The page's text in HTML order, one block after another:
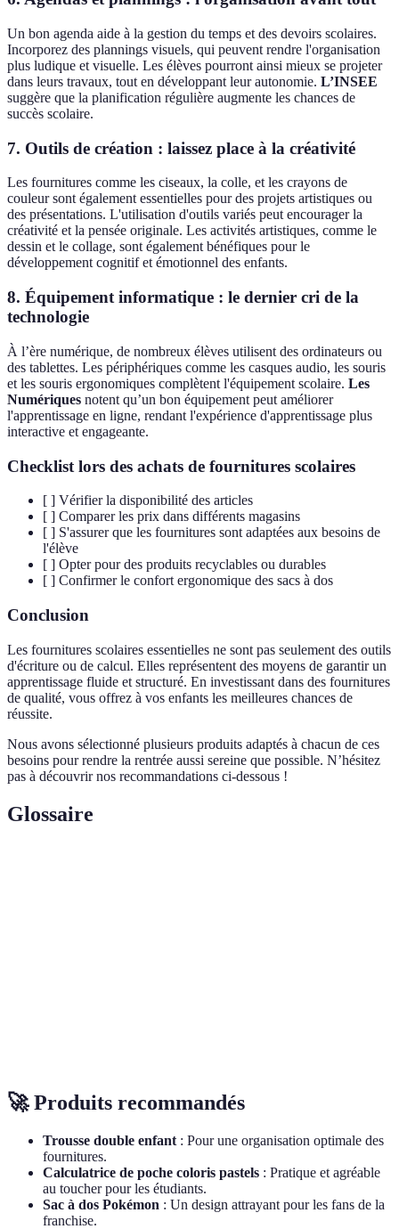
Un bon agenda aide à la gestion du temps et des devoirs scolaires.
Incorporez des plannings visuels, qui peuvent rendre l'organisation
plus ludique et visuelle. Les élèves pourront ainsi mieux se projeter
dans leurs travaux, tout en développant leur autonomie. L’INSEE
suggère que la planification régulière augmente les chances de
succès scolaire.
7. Outils de création : laissez place à la créativité
Les fournitures comme les ciseaux, la colle, et les crayons de
couleur sont également essentielles pour des projets artistiques ou
des présentations. L'utilisation d'outils variés peut encourager la
créativité et la pensée originale. Les activités artistiques, comme le
dessin et le collage, sont également bénéfiques pour le
développement cognitif et émotionnel des enfants.
8. Équipement informatique : le dernier cri de la
technologie
À l’ère numérique, de nombreux élèves utilisent des ordinateurs ou
des tablettes. Les périphériques comme les casques audio, les souris
et les souris ergonomiques complètent l'équipement scolaire. Les
Numériques notent qu’un bon équipement peut améliorer
l'apprentissage en ligne, rendant l'expérience d'apprentissage plus
interactive et engageante.
Checklist lors des achats de fournitures scolaires
[ ] Vérifier la disponibilité des articles
[ ] Comparer les prix dans différents magasins
[ ] S'assurer que les fournitures sont adaptées aux besoins de
l'élève
[ ] Opter pour des produits recyclables ou durables
[ ] Confirmer le confort ergonomique des sacs à dos
Conclusion
Les fournitures scolaires essentielles ne sont pas seulement des outils
d'écriture ou de calcul. Elles représentent des moyens de garantir un
apprentissage fluide et structuré. En investissant dans des fournitures
de qualité, vous offrez à vos enfants les meilleures chances de
réussite.
Nous avons sélectionné plusieurs produits adaptés à chacun de ces
besoins pour rendre la rentrée aussi sereine que possible. N’hésitez
pas à découvrir nos recommandations ci-dessous !
Glossaire
🚀 Produits recommandés
Trousse double enfant : Pour une organisation optimale des
fournitures.
Calculatrice de poche coloris pastels : Pratique et agréable
au toucher pour les étudiants.
Sac à dos Pokémon : Un design attrayant pour les fans de la
franchise.